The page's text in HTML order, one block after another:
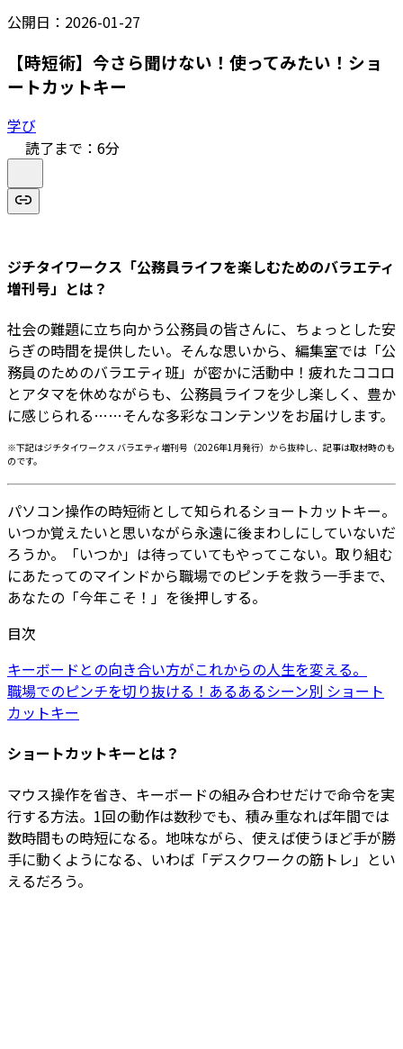
公開日： 2026-01-27
【時短術】今さら聞けない！使ってみたい！ショ
ートカットキー
学び
読了まで： 6分
ジチタイワークス「公務員ライフを楽しむためのバラエティ
増刊号」とは？
社会の難題に立ち向かう公務員の皆さんに、ちょっとした安
らぎの時間を提供したい。そんな思いから、編集室では「公
務員のためのバラエティ班」が密かに活動中！疲れたココロ
とアタマを休めながらも、公務員ライフを少し楽しく、豊か
に感じられる……そんな多彩なコンテンツをお届けします。
※下記はジチタイワークス バラエティ増刊号（2026年1月発行）から抜粋し、記事は取材時のも
のです。
パソコン操作の時短術として知られるショートカットキー。
いつか覚えたいと思いながら永遠に後まわしにしていないだ
ろうか。「いつか」は待っていてもやってこない。取り組む
にあたってのマインドから職場でのピンチを救う一手まで、
あなたの「今年こそ！」を後押しする。
目次
キーボードとの向き合い方がこれからの人生を変える。
職場でのピンチを切り抜ける！あるあるシーン別 ショート
カットキー
ショートカットキーとは？
マウス操作を省き、キーボードの組み合わせだけで命令を実
行する方法。1回の動作は数秒でも、積み重なれば年間では
数時間もの時短になる。地味ながら、使えば使うほど手が勝
手に動くようになる、いわば「デスクワークの筋トレ」とい
えるだろう。